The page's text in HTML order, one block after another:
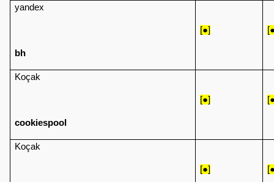
yandex
bh
[●]
Koçak
cookiespool
[●]
Koçak
[●]